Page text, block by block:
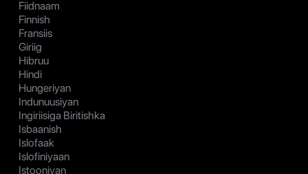
Fiidnaam
Finnish
Fransiis
Giriig
Hibruu
Hindi
Hungeriyan
Indunuusiyan
Ingiriisiga Biritishka
Isbaanish
Islofaak
Islofiniyaan
Istooniyan